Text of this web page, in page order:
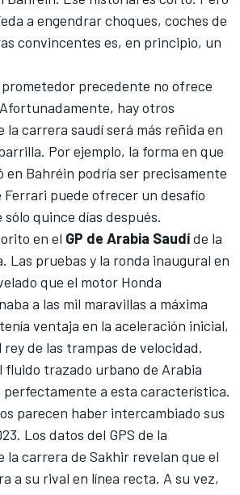
a engendrar choques, coches de
convincentes es, en principio, un
precedente no ofrece
hay otros
la carrera saudí será más reñida en
Por ejemplo, la forma en que
en Bahréin podría ser precisamente
Ferrari puede ofrecer un desafío
quince días después.
en el GP de Arabia Saudíde la
Las pruebas y la ronda inaugural en
que el motor Honda
a las mil maravillas a máxima
ventaja en la aceleración inicial,
rey de las trampas de velocidad.
fluido trazado urbano de Arabia
perfectamente a esta característica.
parecen haber intercambiado sus
Los datos del GPS de la
la carrera de Sakhir revelan que el
a su rival en línea recta. A su vez,